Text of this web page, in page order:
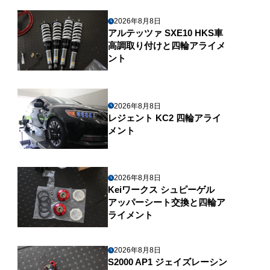
2026年8月8日
アルテッツァ SXE10 HKS車
高調取り付けと四輪アライメ
ント
2026年8月8日
レジェント KC2 四輪アライ
メント
2026年8月8日
Keiワークス シュピーゲル
アッパーシート交換と四輪ア
ライメント
2026年8月8日
S2000 AP1 ジェイズレーシン